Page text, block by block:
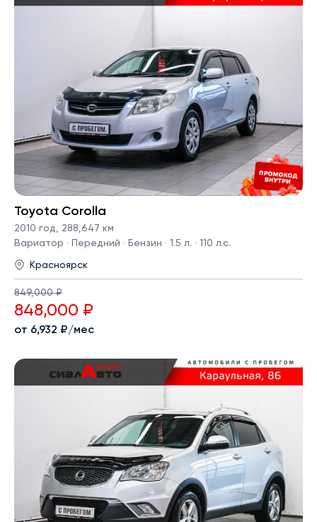
Toyota Corolla
2010 год
288,647 км
Вариатор · Передний · Бензин · 1.5 л. · 110 л.с.
Красноярск
849,000 ₽
848,000 ₽
от 6,932 ₽/мес